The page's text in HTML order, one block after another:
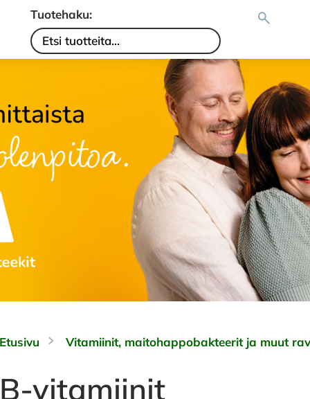
Tuotehaku:
Etusivu Vitamiinit, maitohappobakteerit ja muut
B-vitamiinit